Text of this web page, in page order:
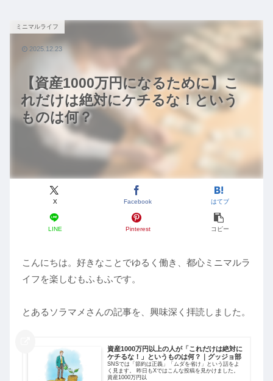
【資産1000万円になるために】こ
れだけは絶対にケチるな！という
ものは何？
ミニマルライフ
X Facebook はてブ
LINE Pinterest コピー
2025.12.23
こんにちは。好きなことでゆるく働き、都心ミニマルラ
イフを楽しむもふもふです。
とあるソラマメさんの記事を、興味深く拝読しました。
資産1000万円以上の人が「これだけは絶対に
ケチるな！」というものは何？｜グッジョ部
SNSでは「節約は正義」「ムダを省け」という話をよ
く見ます。 昨日もXではこんな投稿を見かけました。
資産1000万円以